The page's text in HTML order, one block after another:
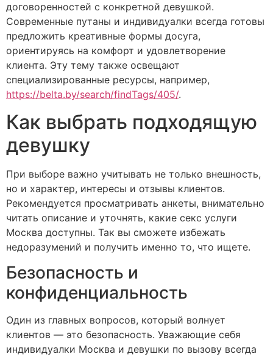
договоренностей с конкретной девушкой.
Современные путаны и индивидуалки всегда готовы
предложить креативные формы досуга,
ориентируясь на комфорт и удовлетворение
клиента. Эту тему также освещают
специализированные ресурсы, например,
https://belta.by/search/findTags/405/.
Как выбрать подходящую
девушку
При выборе важно учитывать не только внешность,
но и характер, интересы и отзывы клиентов.
Рекомендуется просматривать анкеты, внимательно
читать описание и уточнять, какие секс услуги
Москва доступны. Так вы сможете избежать
недоразумений и получить именно то, что ищете.
Безопасность и
конфиденциальность
Один из главных вопросов, который волнует
клиентов — это безопасность. Уважающие себя
индивидуалки Москва и девушки по вызову всегда